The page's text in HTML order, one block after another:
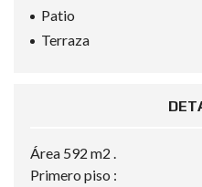
Patio
Terraza
Área 592 m2 .
Primero piso :